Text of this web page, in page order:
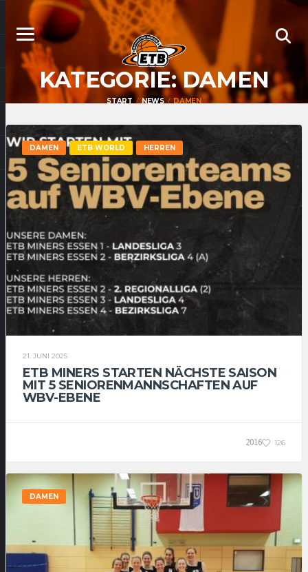
KATEGORIE:DAMEN
START NEWS DAMEN
DAMEN ETB WORLD HERREN
21. JUNI 2025
ETB MINERS STARTEN NÄCHSTE SAISON
MIT 5 SENIORENMANNSCHAFTEN AUF
WBV-EBENE
2016 126
DAMEN